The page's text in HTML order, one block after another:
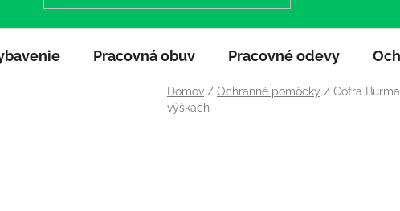
Pracovná obuv Pracovné odevy
Domov / Ochranné pomôcky / Cofra
výškach